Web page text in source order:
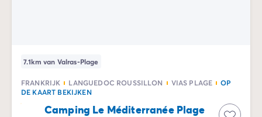
7.1km van Valras-Plage
FRANKRIJK LANGUEDOC ROUSSILLON VIAS PLAGE
OP
DE KAART BEKIJKEN
Camping Le Méditerranée Plage